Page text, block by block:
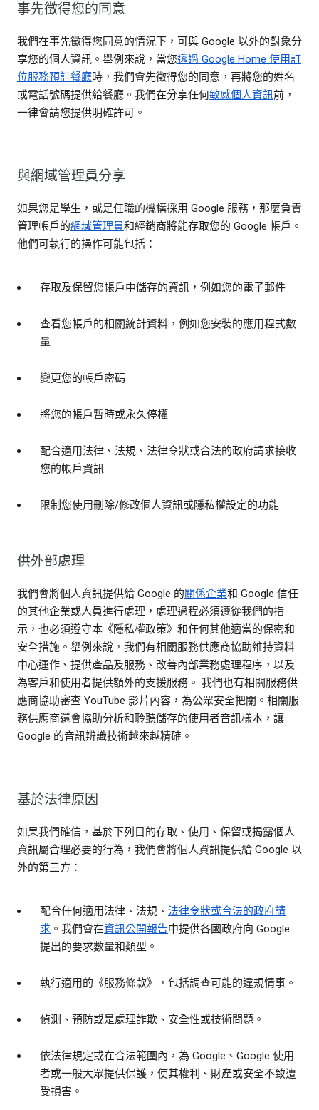
事先徵得您的同意
我們在事先徵得您同意的情況下，可與 Google 以外的對象分
享您的個人資訊。舉例來說，當您透過 Google Home 使用訂
位服務預訂餐廳時，我們會先徵得您的同意，再將您的姓名
或電話號碼提供給餐廳。我們在分享任何敏感個人資訊前，
一律會請您提供明確許可。
與網域管理員分享
如果您是學生，或是任職的機構採用 Google 服務，那麼負責
管理帳戶的網域管理員和經銷商將能存取您的 Google 帳戶。
他們可執行的操作可能包括：
存取及保留您帳戶中儲存的資訊，例如您的電子郵件
查看您帳戶的相關統計資料，例如您安裝的應用程式數
量
變更您的帳戶密碼
將您的帳戶暫時或永久停權
配合適用法律、法規、法律令狀或合法的政府請求接收
您的帳戶資訊
限制您使用刪除/修改個人資訊或隱私權設定的功能
供外部處理
我們會將個人資訊提供給 Google 的關係企業和 Google 信任
的其他企業或人員進行處理，處理過程必須遵從我們的指
示，也必須遵守本《隱私權政策》和任何其他適當的保密和
安全措施。舉例來說，我們有相關服務供應商協助維持資料
中心運作、提供產品及服務、改善內部業務處理程序，以及
為客戶和使用者提供額外的支援服務。 我們也有相關服務供
應商協助審查 YouTube 影片內容，為公眾安全把關。相關服
務供應商還會協助分析和聆聽儲存的使用者音訊樣本，讓
Google 的音訊辨識技術越來越精確。
基於法律原因
如果我們確信，基於下列目的存取、使用、保留或揭露個人
資訊屬合理必要的行為，我們會將個人資訊提供給 Google 以
外的第三方：
配合任何適用法律、法規、 法律令狀或合法的政府請
求 。我們會在資訊公開報告中提供各國政府向 Google
提出的要求數量和類型。
執行適用的《服務條款》，包括調查可能的違規情事。
偵測、預防或是處理詐欺、安全性或技術問題。
依法律規定或在合法範圍內，為 Google、Google 使用
者或一般大眾提供保護，使其權利、財產或安全不致遭
受損害。